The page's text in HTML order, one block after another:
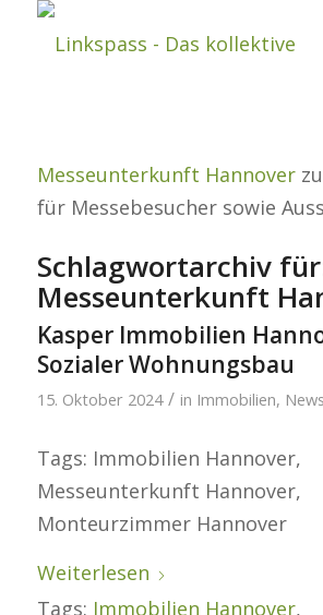
Messeunterkunft Hannover
für Messebesucher sowie
Schlagwortarchiv
Messeunterkunft
Kasper Immobilien
Sozialer Wohnungsbau
15. Oktober 2024 / in Immobilien, News
Tags: Immobilien Hannover,
Messeunterkunft Hannover,
Monteurzimmer Hannover
Weiterlesen
Tags: Immobilien Hannover,